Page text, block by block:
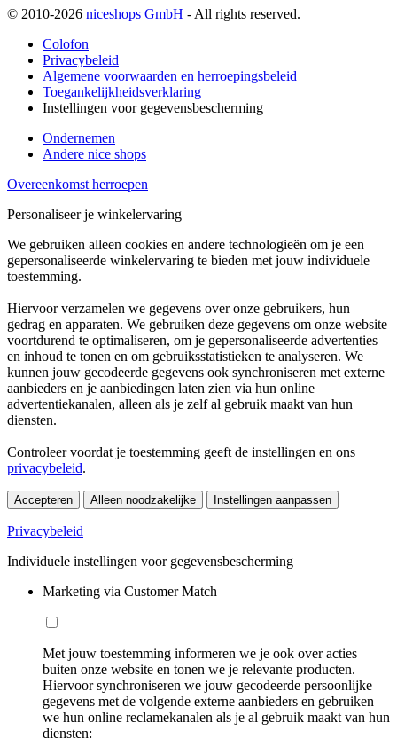
© 2010-2026 niceshops GmbH - All rights reserved.
Colofon
Privacybeleid
Algemene voorwaarden en herroepingsbeleid
Toegankelijkheidsverklaring
Instellingen voor gegevensbescherming
Ondernemen
Andere nice shops
Overeenkomst herroepen
Personaliseer je winkelervaring
We gebruiken alleen cookies en andere technologieën om je een
gepersonaliseerde winkelervaring te bieden met jouw individuele
toestemming.
Hiervoor verzamelen we gegevens over onze gebruikers, hun
gedrag en apparaten. We gebruiken deze gegevens om onze website
voortdurend te optimaliseren, om je gepersonaliseerde advertenties
en inhoud te tonen en om gebruiksstatistieken te analyseren. We
kunnen jouw gecodeerde gegevens ook synchroniseren met externe
aanbieders en je aanbiedingen laten zien via hun online
advertentiekanalen, alleen als je zelf al gebruik maakt van hun
diensten.
Controleer voordat je toestemming geeft de instellingen en ons
privacybeleid.
Accepteren Alleen noodzakelijke Instellingen aanpassen
Privacybeleid
Individuele instellingen voor gegevensbescherming
Marketing via Customer Match
Met jouw toestemming informeren we je ook over acties
buiten onze website en tonen we je relevante producten.
Hiervoor synchroniseren we jouw gecodeerde persoonlijke
gegevens met de volgende externe aanbieders en gebruiken
we hun online reclamekanalen als je al gebruik maakt van hun
diensten: